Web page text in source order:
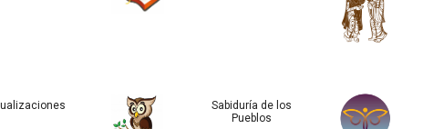
Sabiduría de los
Pueblos